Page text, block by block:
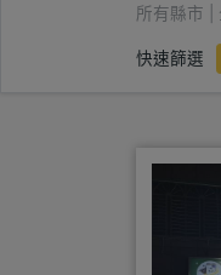
所有縣市 |
快速篩選